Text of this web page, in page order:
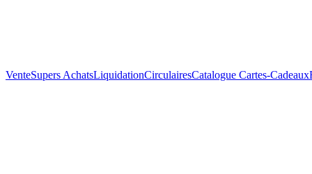
VenteSupers AchatsLiquidationCirculairesCatalogue Cartes-Cadeaux